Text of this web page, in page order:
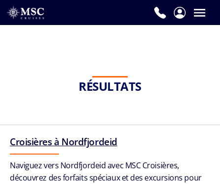
RÉSULTATS
Croisières à Nordfjordeid
Naviguez vers Nordfjordeid avec MSC Croisières,
découvrez des forfaits spéciaux et des excursions pour